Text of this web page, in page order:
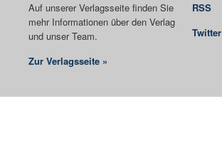
Auf unserer Verlagsseite finden Sie
mehr Informationen über den Verlag
und unser Team.
Zur Verlagsseite »
RSS
Twitter